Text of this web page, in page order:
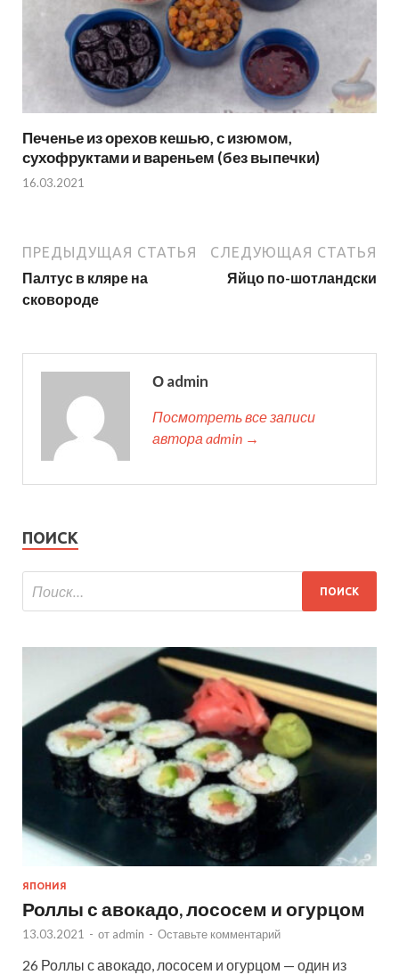
Печенье из орехов кешью, с изюмом,
сухофруктами и вареньем (без выпечки)
16.03.2021
ПРЕДЫДУЩАЯ СТАТЬЯ
Палтус в кляре на
сковороде
СЛЕДУЮЩАЯ СТАТЬЯ
Яйцо по-шотландски
О admin
Посмотреть все записи
автора admin →
ПОИСК
ЯПОНИЯ
Роллы с авокадо, лососем и огурцом
13.03.2021 - от admin - Оставьте комментарий
26 Роллы с авокадо, лососем и огурцом — один из